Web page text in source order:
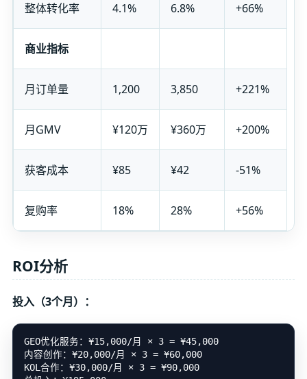
整体转化率 4.1% 6.8% +66%
商业指标
月订单量 1,200 3,850 +221%
月GMV ¥120万 ¥360万 +200%
获客成本 ¥85 ¥42 -51%
复购率 18% 28% +56%
ROI分析
投入（3个月）：
GEO优化服务：¥15,000/月 × 3 = ¥45,000
内容创作：¥20,000/月 × 3 = ¥60,000
KOL合作：¥30,000/月 × 3 = ¥90,000